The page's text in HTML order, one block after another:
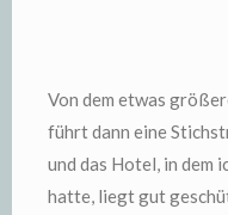
Von dem etwas
führt dann eine
und das Hotel, in dem
hatte, liegt gut